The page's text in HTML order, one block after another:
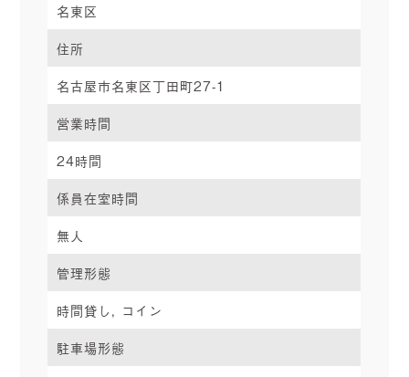
名東区
住所
名古屋市名東区丁田町27-1
営業時間
24時間
係員在室時間
無人
管理形態
時間貸し, コイン
駐車場形態